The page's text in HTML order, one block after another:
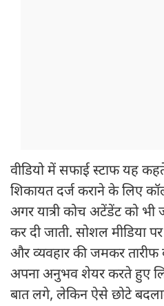
वीडियो में सफाई स्टाफ यह
शिकायत दर्ज कराने के लिए
अगर यात्री कोच अटेंडेंट को भी
कर दी जाती. सोशल मीडिया
और व्यवहार की जमकर तारीफ
अपना अनुभव शेयर करते हुए
बात लगे, लेकिन ऐसे छोटे